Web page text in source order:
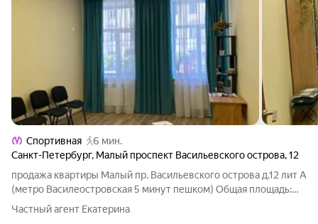
Спортивная
6 мин.
Санкт-Петербург, Малый проспект Васильевского острова,12
продажа квартиры Малый пр. Васильевского острова д.12 лит А
(метро Василеостровская 5 минут пешком) Общая площадь:
54.1 кв.м этаж: 1-й три окна на малый пр, вход через арку со
двора, одна квартира на этаже, в квартире сделан свежий
Частный агент Екатерина